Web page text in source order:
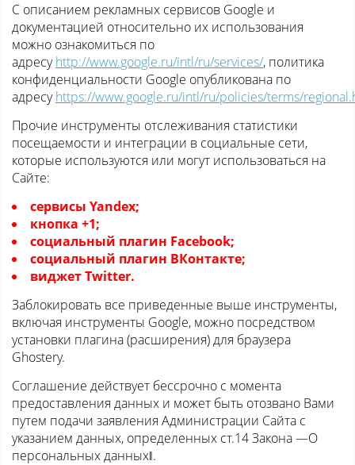
С описанием рекламных сервисов Google и
документацией относительно их использования
можно ознакомиться по
адресуhttp://www.google.ru/intl/ru/services/, политика
конфиденциальности Google опубликована по
адресуhttps://www.google.ru/intl/ru/policies/terms/
Прочие инструменты отслеживания статистики
посещаемости и интеграции в социальные сети,
которые используются или могут использоваться на
Сайте:
сервисы Yandex;
кнопка +1;
социальный плагин Facebook;
социальный плагин ВКонтакте;
виджет Twitter.
Заблокировать все приведенные выше инструменты,
включая инструменты Google, можно посредством
установки плагина (расширения) для браузера
Ghostery.
Соглашение действует бессрочно с момента
предоставления данных и может быть отозвано Вами
путем подачи заявления Администрации Сайта с
указанием данных, определенных ст.14 Закона ―О
персональных данных‖.